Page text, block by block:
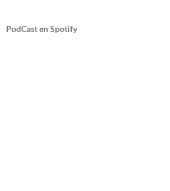
PodCast en Spotify